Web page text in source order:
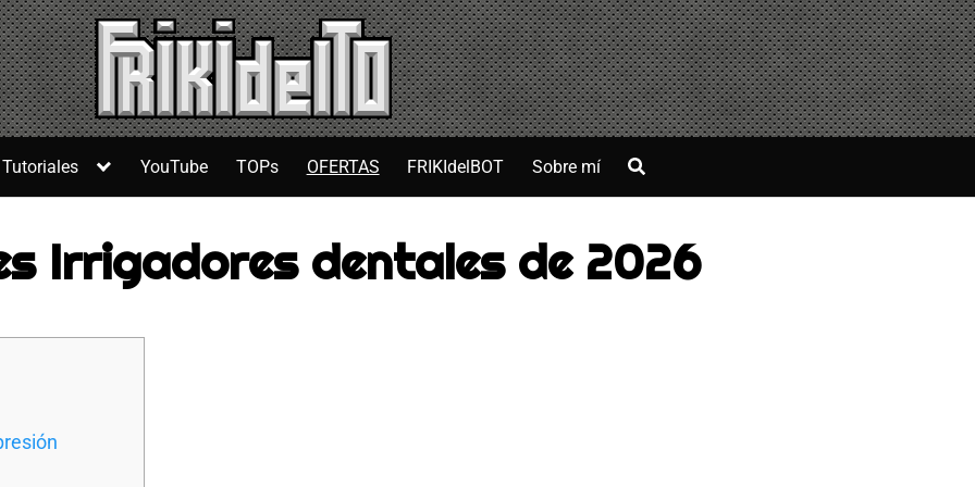
Tutoriales YouTube TOPs OFERTAS FRIKIdelBOT Sobre mí
Irrigadores dentales de 2026